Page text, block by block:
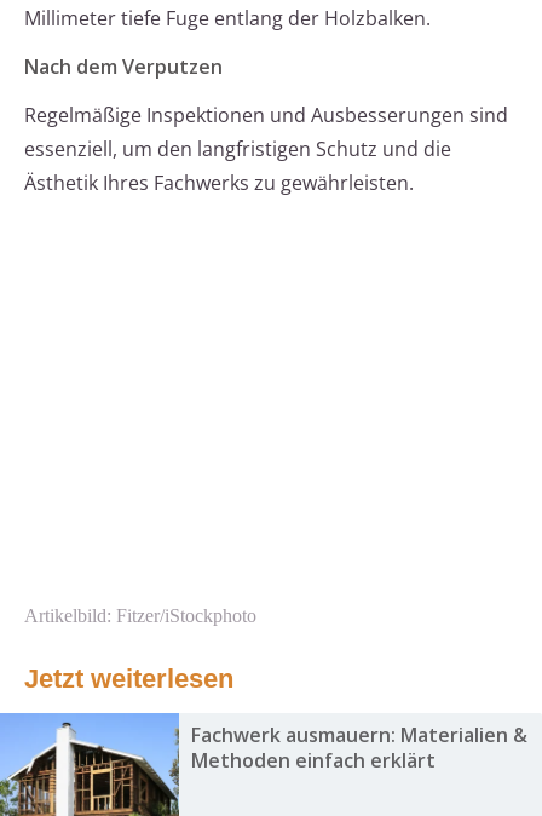
Millimeter tiefe Fuge entlang der Holzbalken.
Nach dem Verputzen
Regelmäßige Inspektionen und Ausbesserungen sind
essenziell, um den langfristigen Schutz und die
Ästhetik Ihres Fachwerks zu gewährleisten.
Artikelbild: Fitzer/iStockphoto
Jetzt weiterlesen
Fachwerk ausmauern: Materialien &
Methoden einfach erklärt